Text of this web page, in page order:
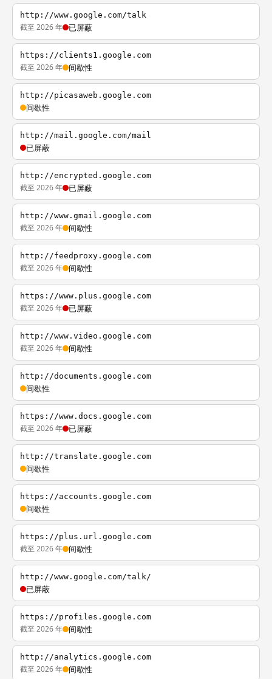
http://www.google.com/talk
截至 2026 年 已屏蔽
https://clients1.google.com
截至 2026 年 间歇性
http://picasaweb.google.com
间歇性
http://mail.google.com/mail
已屏蔽
http://encrypted.google.com
截至 2026 年 已屏蔽
http://www.gmail.google.com
截至 2026 年 间歇性
http://feedproxy.google.com
截至 2026 年 间歇性
https://www.plus.google.com
截至 2026 年 已屏蔽
http://www.video.google.com
截至 2026 年 间歇性
http://documents.google.com
间歇性
https://www.docs.google.com
截至 2026 年 已屏蔽
http://translate.google.com
间歇性
https://accounts.google.com
间歇性
https://plus.url.google.com
截至 2026 年 间歇性
http://www.google.com/talk/
已屏蔽
https://profiles.google.com
截至 2026 年 间歇性
http://analytics.google.com
截至 2026 年 间歇性